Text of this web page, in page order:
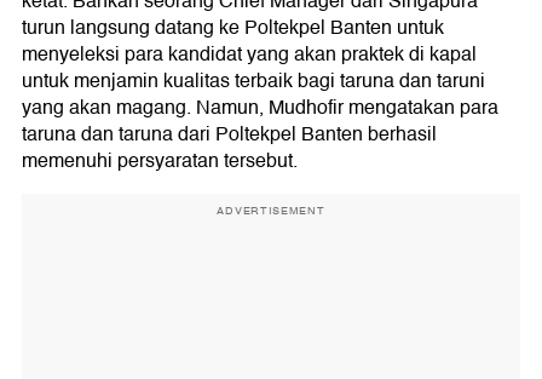
turun langsung datang ke Poltekpel Banten untuk
menyeleksi para kandidat yang akan praktek di kapal
untuk menjamin kualitas terbaik bagi taruna dan taruni
yang akan magang. Namun, Mudhofir mengatakan para
taruna dan taruna dari Poltekpel Banten berhasil
memenuhi persyaratan tersebut.
ADVERTISEMENT